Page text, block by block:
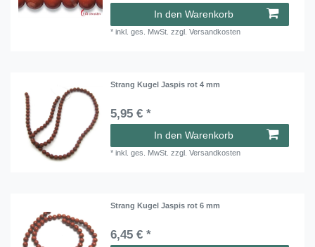
In den Warenkorb
*inkl. ges. MwSt. zzgl.Versandkosten
Strang Kugel Jaspis rot 4 mm
5,95 € *
In den Warenkorb
*inkl. ges. MwSt. zzgl.Versandkosten
Strang Kugel Jaspis rot 6 mm
6,45 € *